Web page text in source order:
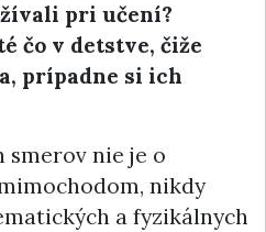
pri učení?
čo v detstve, čiže
prípadne si ich
smerov nie je o
nikdy
a fyzikálnych